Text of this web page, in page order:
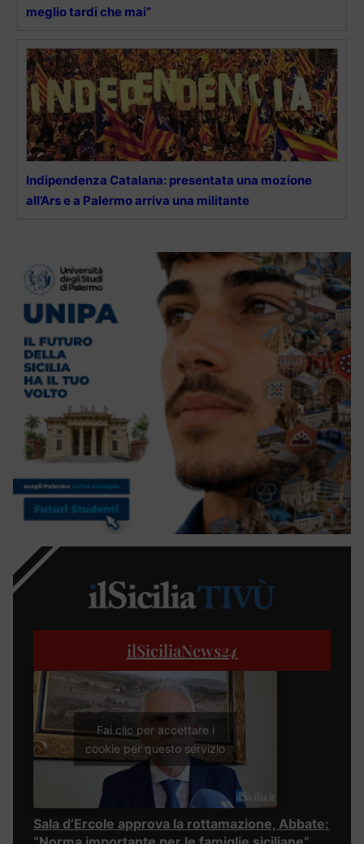
meglio tardi che mai”
Indipendenza Catalana: presentata una mozione
all’Ars e a Palermo arriva una militante
ilSiciliaNews24
Fai clic per accettare i
cookie per questo servizio
Sala d’Ercole approva la rottamazione, Abbate: